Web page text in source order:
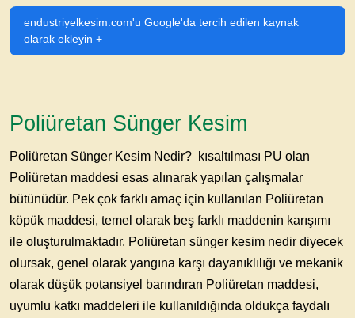
endustriyelkesim.com'u Google'da tercih edilen kaynak
olarak ekleyin +
Poliüretan Sünger Kesim
Poliüretan Sünger Kesim Nedir? kısaltılması PU olan
Poliüretan maddesi esas alınarak yapılan çalışma lar
bütünüdür. Pek çok farklı amaç için kullanılan Poliüretan
köpük maddesi, temel olarak beş farklı maddenin karışımı
ile oluşturulmaktadır. Poliüretan sünger kesim nedir diyecek
olursak, genel olarak yangına karşı dayanıklılığı ve mekanik
olarak düşük potansiyel barındıran Poliüretan maddesi,
uyumlu katkı maddeleri ile kullanıldığında oldukça faydalı